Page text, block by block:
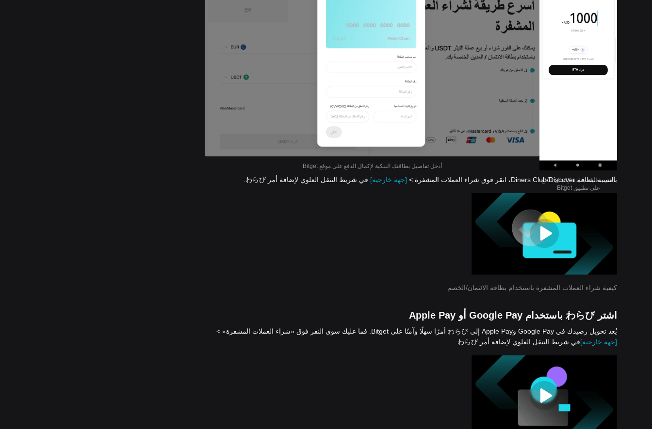
أضف بطاقة جديدة لإكمال الدفع
على تطبيق Bitget
أدخل تفاصيل بطاقتك البنكية لإكمال الدفع على موقع Bitget
بالنسبة لبطاقة Diners Club/Discover، انقر فوق شراء العملات المشفرة > [جهة خارجية] في شريط التنقل العلوي لإضافة أمر わらび.
كيفية شراء العملات المشفرة باستخدام بطاقة الائتمان/الخصم
اشتر わらび باستخدام Google Pay أو Apple Pay
يُعد تحويل رصيدك في Google Pay وApple Pay إلى わらび أمرًا سهلًا وآمنًا على Bitget. فما عليك سوى النقر فوق «شراء العملات المشفرة» >
[جهة خارجية]في شريط التنقل العلوي لإضافة أمر わらび.